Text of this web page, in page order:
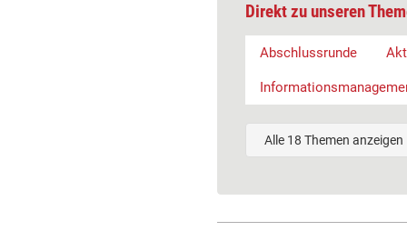
Direkt zu unseren
Abschlussrunde
Alle 18 Themen anzeigen